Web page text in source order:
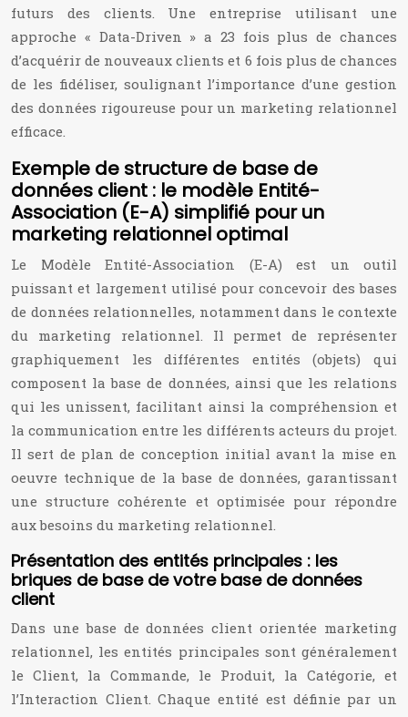
futurs des clients. Une entreprise utilisant une
approche « Data-Driven » a 23 fois plus de chances
d’acquérir de nouveaux clients et 6 fois plus de chances
de les fidéliser, soulignant l’importance d’une gestion
des données rigoureuse pour un marketing relationnel
efficace.
Exemple de structure de base de
données client : le modèle Entité-
Association (E-A) simplifié pour un
marketing relationnel optimal
Le Modèle Entité-Association (E-A) est un outil
puissant et largement utilisé pour concevoir des bases
de données relationnelles, notamment dans le contexte
du marketing relationnel. Il permet de représenter
graphiquement les différentes entités (objets) qui
composent la base de données, ainsi que les relations
qui les unissent, facilitant ainsi la compréhension et
la communication entre les différents acteurs du projet.
Il sert de plan de conception initial avant la mise en
oeuvre technique de la base de données, garantissant
une structure cohérente et optimisée pour répondre
aux besoins du marketing relationnel.
Présentation des entités principales : les
briques de base de votre base de données
client
Dans une base de données client orientée marketing
relationnel, les entités principales sont généralement
le Client, la Commande, le Produit, la Catégorie, et
l’Interaction Client. Chaque entité est définie par un